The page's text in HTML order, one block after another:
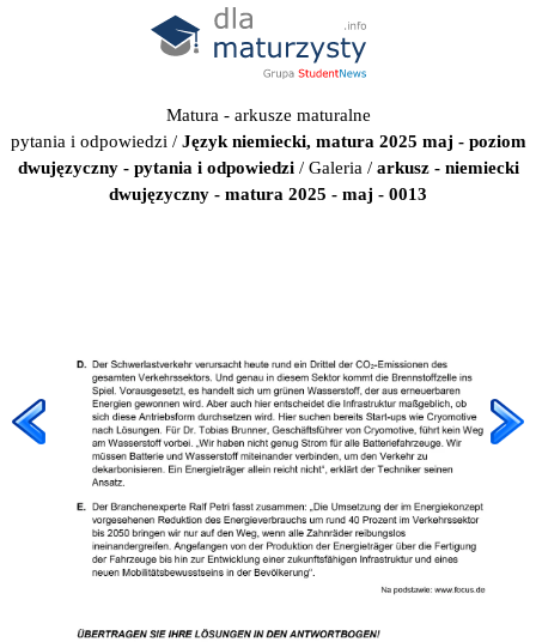
Matura - arkusze maturalne
pytania i odpowiedzi / Język niemiecki, matura 2025 maj - poziom
dwujęzyczny - pytania i odpowiedzi/ Galeria / arkusz - niemiecki
dwujęzyczny - matura 2025 - maj - 0013